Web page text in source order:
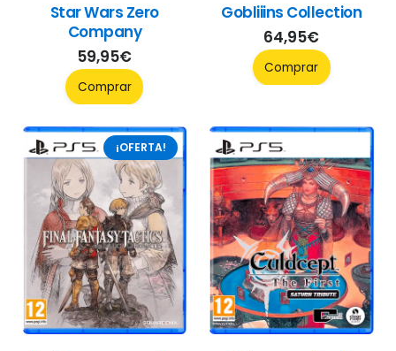
Star Wars Zero
Company
59,95€
Comprar
Gobliiins Collection
64,95€
Comprar
¡OFERTA!